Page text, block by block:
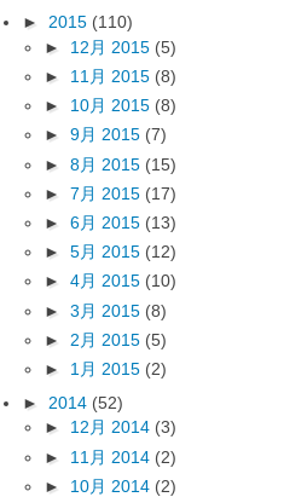
► 2015 (110)
► 12月 2015 (5)
► 11月 2015 (8)
► 10月 2015 (8)
► 9月 2015 (7)
► 8月 2015 (15)
► 7月 2015 (17)
► 6月 2015 (13)
► 5月 2015 (12)
► 4月 2015 (10)
► 3月 2015 (8)
► 2月 2015 (5)
► 1月 2015 (2)
► 2014 (52)
► 12月 2014 (3)
► 11月 2014 (2)
► 10月 2014 (2)